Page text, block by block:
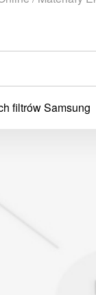
filtrów Samsung